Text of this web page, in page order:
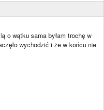
o wątku sama byłam trochę w
wychodzić i że w końcu nie